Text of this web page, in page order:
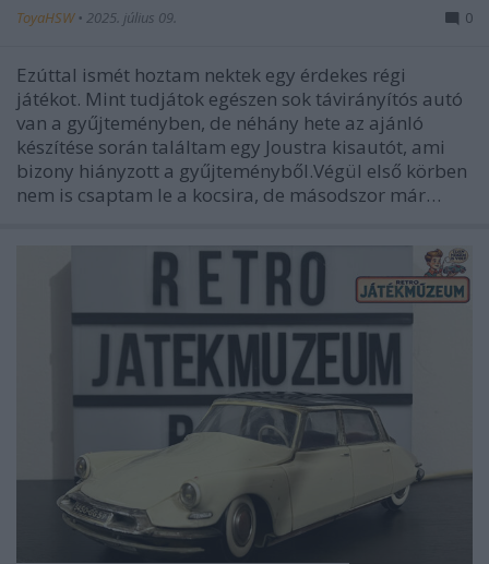
ToyaHSW • 2025. július 09. 0
Ezúttal ismét hoztam nektek egy érdekes régi
játékot. Mint tudjátok egészen sok távirányítós autó
van a gyűjteményben, de néhány hete az ajánló
készítése során találtam egy Joustra kisautót, ami
bizony hiányzott a gyűjteményből.Végül első körben
nem is csaptam le a kocsira, de másodszor már…